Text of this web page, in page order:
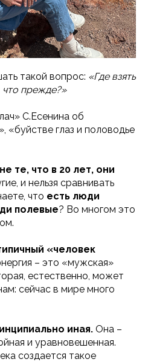
такой вопрос: «Где взять
что прежде?»
С.Есенина об
«буйстве глаз и половодье
те, что в 20 лет, они
и нельзя сравнивать
что есть люди
полевые? Во многом это
«человек
– это «мужская»
естественно, может
сейчас в мире много
иная. Она –
и уравновешенная.
создается такое